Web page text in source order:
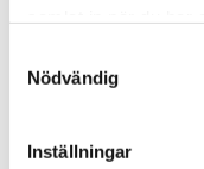
Nödvändig
Inställningar
Bodyflight
Ligger i Säve,
perfekt utflykt